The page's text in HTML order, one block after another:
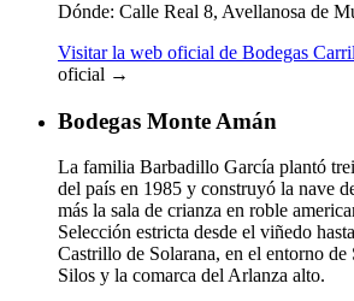
Dónde: Calle Real 8, Avellanosa de
Visitar la web oficial de Bodegas
oficial →
Bodegas Monte Amán
La familia Barbadillo García plantó
del país en 1985 y construyó la nave
más la sala de crianza en roble
Selección estricta desde el viñedo
Castrillo de Solarana, en el entorno
Silos y la comarca del Arlanza alto.